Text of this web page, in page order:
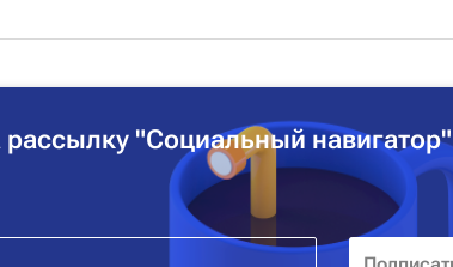
"Социальный навигатор"